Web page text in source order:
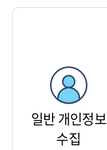
일반 개인정보
수집